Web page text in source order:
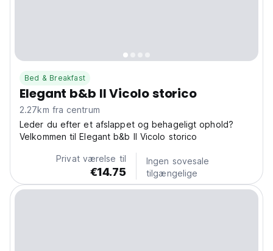
Bed & Breakfast
Elegant b&b Il Vicolo storico
2.27km fra centrum
Leder du efter et afslappet og behageligt ophold?
Velkommen til Elegant b&b Il Vicolo storico
Privat værelse til
€14.75
Ingen sovesale
tilgængelige